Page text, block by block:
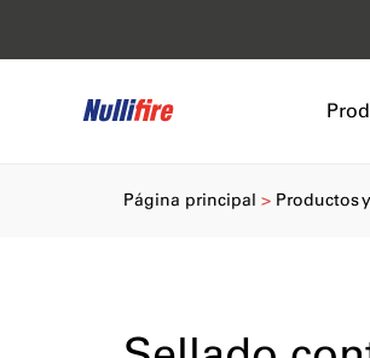
Página principal Productos